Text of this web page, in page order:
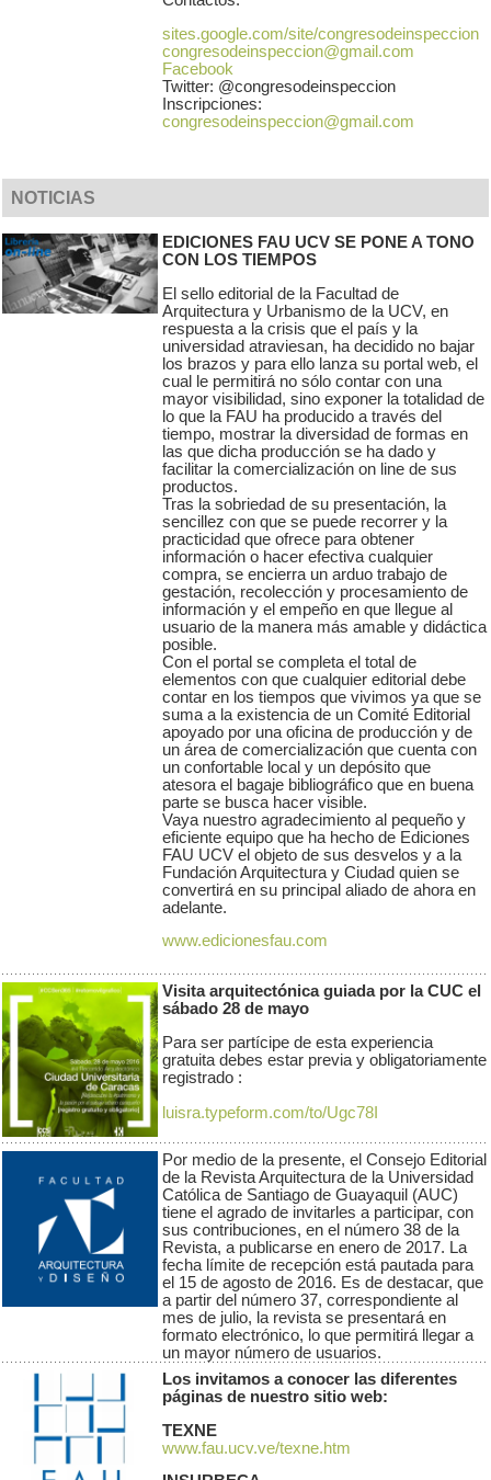
sites.google.com/site/congresodeinspeccion
congresodeinspeccion@gmail.com
Facebook
Twitter: @congresodeinspeccion
Inscripciones:
congresodeinspeccion@gmail.com
NOTICIAS
EDICIONES FAU UCV SE PONE A TONO
CON LOS TIEMPOS
El sello editorial de la Facultad de
Arquitectura y Urbanismo de la UCV, en
respuesta a la crisis que el país y la
universidad atraviesan, ha decidido no bajar
los brazos y para ello lanza su portal web, el
cual le permitirá no sólo contar con una
mayor visibilidad, sino exponer la totalidad de
lo que la FAU ha producido a través del
tiempo, mostrar la diversidad de formas en
las que dicha producción se ha dado y
facilitar la comercialización on line de sus
productos.
Tras la sobriedad de su presentación, la
sencillez con que se puede recorrer y la
practicidad que ofrece para obtener
información o hacer efectiva cualquier
compra, se encierra un arduo trabajo de
gestación, recolección y procesamiento de
información y el empeño en que llegue al
usuario de la manera más amable y didáctica
posible.
Con el portal se completa el total de
elementos con que cualquier editorial debe
contar en los tiempos que vivimos ya que se
suma a la existencia de un Comité Editorial
apoyado por una oficina de producción y de
un área de comercialización que cuenta con
un confortable local y un depósito que
atesora el bagaje bibliográfico que en buena
parte se busca hacer visible.
Vaya nuestro agradecimiento al pequeño y
eficiente equipo que ha hecho de Ediciones
FAU UCV el objeto de sus desvelos y a la
Fundación Arquitectura y Ciudad quien se
convertirá en su principal aliado de ahora en
adelante.
www.edicionesfau.com
Visita arquitectónica guiada por la CUC el
sábado 28 de mayo
Para ser partícipe de esta experiencia
gratuita debes estar previa y obligatoriamente
registrado :
luisra.typeform.com/to/Ugc78I
Por medio de la presente, el Consejo Editorial
de la Revista Arquitectura de la Universidad
Católica de Santiago de Guayaquil (AUC)
tiene el agrado de invitarles a participar, con
sus contribuciones, en el número 38 de la
Revista, a publicarse en enero de 2017. La
fecha límite de recepción está pautada para
el 15 de agosto de 2016. Es de destacar, que
a partir del número 37, correspondiente al
mes de julio, la revista se presentará en
formato electrónico, lo que permitirá llegar a
un mayor número de usuarios.
Los invitamos a conocer las diferentes
páginas de nuestro sitio web:
TEXNE
www.fau.ucv.ve/texne.htm